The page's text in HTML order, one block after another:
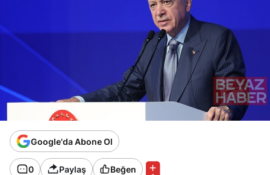
Google'da Abone Ol
0 Paylaş Beğen